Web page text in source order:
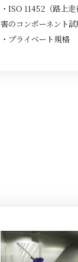
・ISO 11452（路上
害のコンポーネント試
・プライベート規格